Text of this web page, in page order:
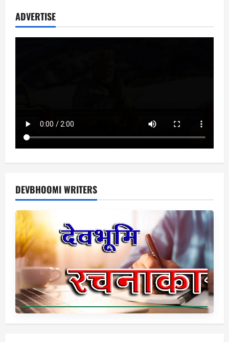
SIR
में
ADVERTISE
DEVBHOOMI WRITERS